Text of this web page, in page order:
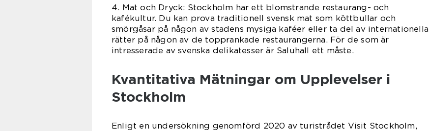
4. Mat och Dryck: Stockholm har ett blomstrande restaurang- och
kafékultur. Du kan prova traditionell svensk mat som köttbullar och
smörgåsar på någon av stadens mysiga kaféer eller ta del av internationella
rätter på någon av de topprankade restaurangerna. För de som är
intresserade av svenska delikatesser är Saluhall ett måste.
Kvantitativa Mätningar om Upplevelser i
Stockholm
Enligt en undersökning genomförd 2020 av turistrådet Visit Stockholm,